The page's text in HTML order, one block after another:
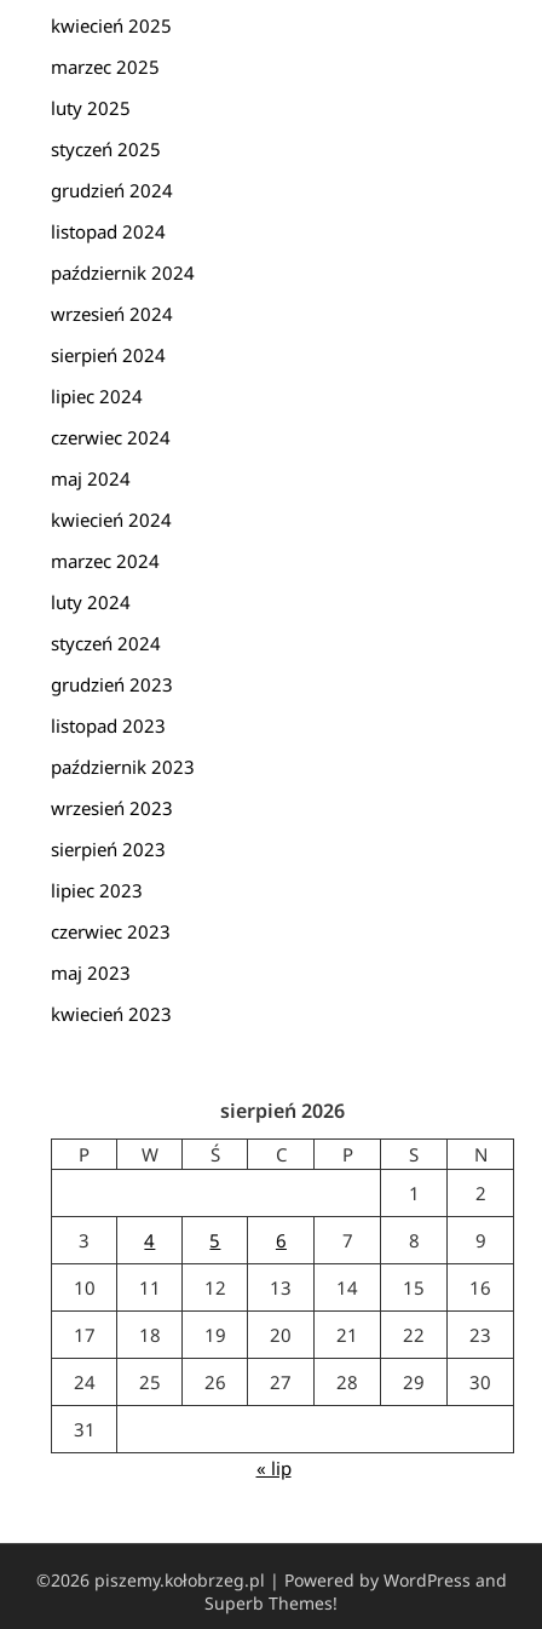
kwiecień 2025
marzec 2025
luty 2025
styczeń 2025
grudzień 2024
listopad 2024
październik 2024
wrzesień 2024
sierpień 2024
lipiec 2024
czerwiec 2024
maj 2024
kwiecień 2024
marzec 2024
luty 2024
styczeń 2024
grudzień 2023
listopad 2023
październik 2023
wrzesień 2023
sierpień 2023
lipiec 2023
czerwiec 2023
maj 2023
kwiecień 2023
sierpień 2026
P W Ś C P S
N
1
2
3
4 5 6 7 8
9
10
11 12 13 14 15
16
17
18 19 20 21 22
23
24
25 26 27 28 29
30
31
« lip
©2026 piszemy.kołobrzeg.pl | Powered by WordPress and
Superb Themes!